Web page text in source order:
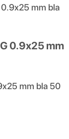
mm bla
0.9x25 mm